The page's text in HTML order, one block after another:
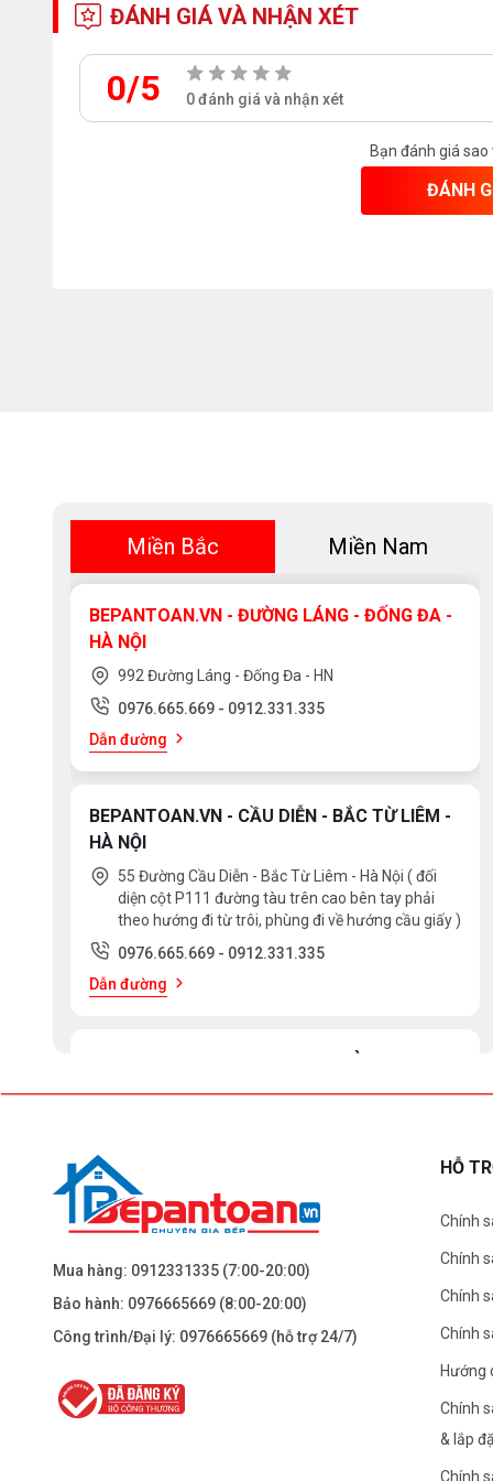
ĐÁNH GIÁ VÀ NHẬN XÉT
0/5 0 đánh giá và nhận xét
Bạn đánh giá sao
ĐÁNH
Miền Bắc Miền Nam
BEPANTOAN.VN - ĐƯỜNG LÁNG - ĐỐNG ĐA -
HÀ NỘI
992 Đường Láng - Đống Đa - HN
0976.665.669 - 0912.331.335
Dẫn đường
BEPANTOAN.VN - CẦU DIỄN - BẮC TỪ LIÊM -
HÀ NỘI
55 Đường Cầu Diễn - Bắc Từ Liêm - Hà Nội ( đối
diện cột P111 đường tàu trên cao bên tay phải
theo hướng đi từ trôi, phùng đi về hướng cầu giấy )
0976.665.669 - 0912.331.335
Dẫn đường
BEPANTOAN.VN - ĐẠI LA - HAI BÀ TRƯNG -
Dẫn đường
BEPANTOAN.VN - NGUYỄN TRÃI - THANH
Dẫn đường
Mua hàng: 0912331335 (7:00-20:00)
Bảo hành: 0976665669 (8:00-20:00)
Công trình/Đại lý: 0976665669 (hỗ trợ 24/7)
HỖ
Chính
Chính
Chính
Chính
Hướng
Chính
& lắp
Chính